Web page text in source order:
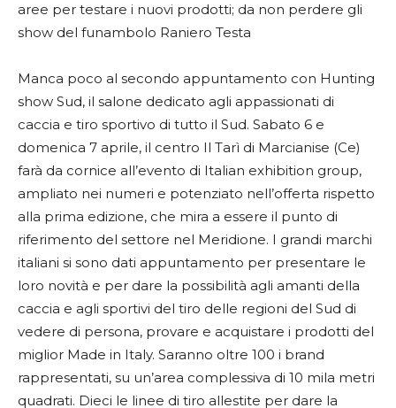
aree per testare i nuovi prodotti; da non perdere gli
show del funambolo Raniero Testa
Manca poco al secondo appuntamento con Hunting
show Sud, il salone dedicato agli appassionati di
caccia e tiro sportivo di tutto il Sud. Sabato 6 e
domenica 7 aprile, il centro Il Tarì di Marcianise (Ce)
farà da cornice all’evento di Italian exhibition group,
ampliato nei numeri e potenziato nell’offerta rispetto
alla prima edizione, che mira a essere il punto di
riferimento del settore nel Meridione. I grandi marchi
italiani si sono dati appuntamento per presentare le
loro novità e per dare la possibilità agli amanti della
caccia e agli sportivi del tiro delle regioni del Sud di
vedere di persona, provare e acquistare i prodotti del
miglior Made in Italy. Saranno oltre 100 i brand
rappresentati, su un’area complessiva di 10 mila metri
quadrati. Dieci le linee di tiro allestite per dare la